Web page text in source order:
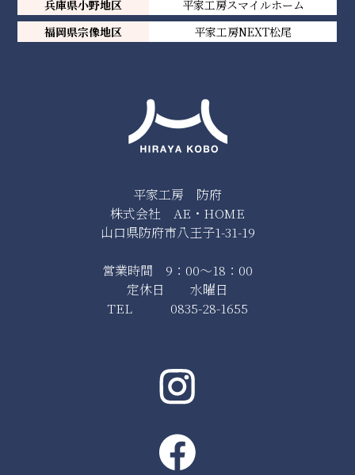
平家工房 防府
株式会社 AE・HOME
山口県防府市八王子1-31-19
営業時間 9：00～18：00
定休日 水曜日
TEL 0835-28-1655
兵庫県小野地区
平家工房スマイルホーム
福岡県宗像地区
平家工房NEXT松尾